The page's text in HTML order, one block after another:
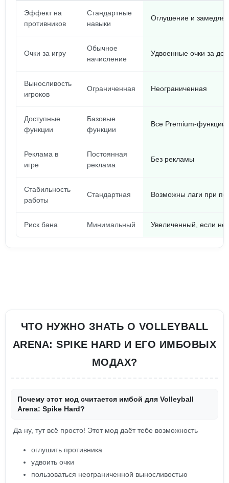
Эффект на
противников
Стандартные
навыки
Оглушение и
Очки за игру
Обычное
начисление
Удвоенные очки за
Выносливость
игроков
Ограниченная Неограниченная
Доступные
функции
Базовые
функции
Все Premium-функции
Реклама в
игре
Постоянная
реклама
Без рекламы
Стабильность
работы
Стандартная Возможны лаги при
Риск бана Минимальный Увеличенный, если не
ЧТО НУЖНО ЗНАТЬ О VOLLEYBALL
ARENA: SPIKE HARD И ЕГО ИМБОВЫХ
МОДАХ?
Почему этот мод считается имбой для Volleyball
Arena: Spike Hard?
Да ну, тут всё просто! Этот мод даёт тебе возможность
оглушить противника
удвоить очки
пользоваться неограниченной выносливостью